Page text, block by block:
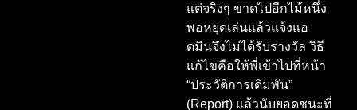
แต่จริงๆ ขาดไปอีกไม้หนึ่ง
พอหยุดเล่นแล้วแจ้งแอ
ดมินจึงไม่ได้รับรางวัล วิธี
แก้ไขคือให้พี่เข้าไปที่หน้า
“ประวัติการเดิมพัน”
(Report) แล้วนับยอดชนะที่